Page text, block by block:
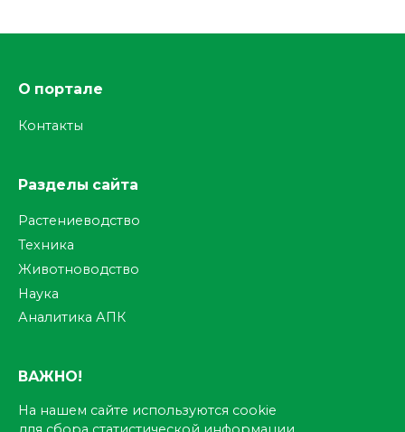
О портале
Контакты
Разделы сайта
Растениеводство
Техника
Животноводство
Наука
Аналитика АПК
ВАЖНО!
На нашем сайте используются cookie